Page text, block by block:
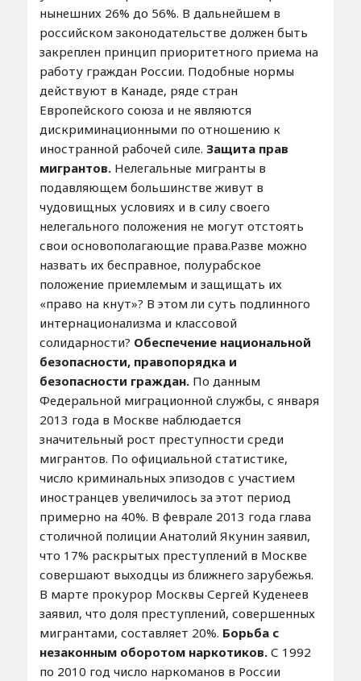
нынешних 26% до 56%. В дальнейшем в
российском законодательстве должен быть
закреплен принцип приоритетного приема на
работу граждан России. Подобные нормы
действуют в Канаде, ряде стран
Европейского союза и не являются
дискриминационными по отношению к
иностранной рабочей силе. Защита прав
мигрантов.Нелегальные мигранты в
подавляющем большинстве живут в
чудовищных условиях и в силу своего
нелегального положения не могут отстоять
свои основополагающие права.Разве можно
назвать их бесправное, полурабское
положение приемлемым и защищать их
«право на кнут»? В этом ли суть подлинного
интернационализма и классовой
солидарности? Обеспечение национальной
безопасности, правопорядка и
безопасности граждан.По данным
Федеральной миграционной службы, с января
2013 года в Москве наблюдается
значительный рост преступности среди
мигрантов. По официальной статистике,
число криминальных эпизодов с участием
иностранцев увеличилось за этот период
примерно на 40%. В феврале 2013 года глава
столичной полиции Анатолий Якунин заявил,
что 17% раскрытых преступлений в Москве
совершают выходцы из ближнего зарубежья.
В марте прокурор Москвы Сергей Куденеев
заявил, что доля преступлений, совершенных
мигрантами, составляет 20%. Борьба с
незаконным оборотом наркотиков. С 1992
по 2010 год число наркоманов в России